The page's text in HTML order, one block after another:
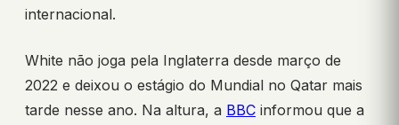
internacional.
White não joga pela Inglaterra desde março de
2022 e deixou o estágio do Mundial no Qatar mais
tarde nesse ano. Na altura, a BBC informou que a